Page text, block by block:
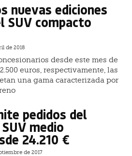
nuevas ediciones
SUV compacto
de 2018
desde este mes de
euros, respectivamente, las
una gama caracterizada por
pedidos del
medio
24.210 €
de 2017